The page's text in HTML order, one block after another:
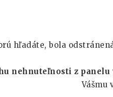
hľadáte, bola
nehnuteľnosti z panelu
Vášmu